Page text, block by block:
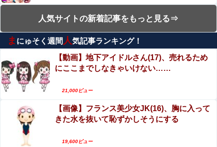
ハメ撮りカーセックスして教員免許剥奪
【櫻坂46】 山下瞳月さん、破天荒すぎる生き方がこちら
【中国】毎年恒例の大洪水、今年もヤバい 湖北省秭帰県
で山洪水が市街地を直撃、工場浸水・車両が次々流される
【動画】メンズエステ嬢さん、大サービスで本番セックス
までしてしまう・・・
【悲報】音楽愛好家「クラシック音楽のオーケストラはガ
ラガラなのに、ゲーム音楽のオーケストラは満員……本当
にイライラする」
【画像】フジの新人アナさん、二人とも腋を見せてくれな
わずに無料で読む方法│クレスタ
【閲覧注意】ENHYPEN・NI-KIファン「みなちゃ
ん」（キャバ嬢・MINA）自殺動画
影山優佳、赤ランジェリー×網タイツがスケベ過ぎ
る！只の痴女だろ・・・
【衝撃映像】ロシア♂達がウクライナ美少女を拷
問する動画、ここに来て話題になってしまう
せるおそロシア。
いこの女児の動画、本物だった…
人気サイトの新着記事をもっと見る⇒
ま にゅそく週間 人気記事ランキング！
【動画】地下アイドルさん(17)、売れるため
にここまでしなきゃいけない……
21,000ビュー
【画像】フランス美少女JK(16)、胸に入って
きた水を抜いて恥ずかしそうにする
19,600ビュー